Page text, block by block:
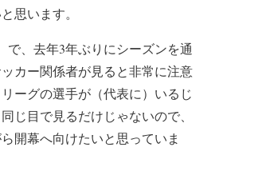
思います。
で、去年3年ぶりにシーズンを通
カー関係者が見ると非常に注意
ーグの選手が（代表に）いるじ
じ目で見るだけじゃないので、
開幕へ向けたいと思っていま